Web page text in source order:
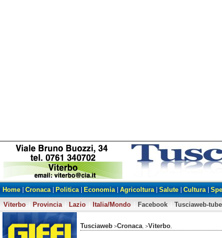
Home Cronaca Politica Economia Agricoltura Salute Cultura
Viterbo
Provincia Lazio Italia/Mondo Facebook Tusciaweb-tube
Tusciaweb >Cronaca , >Viterbo